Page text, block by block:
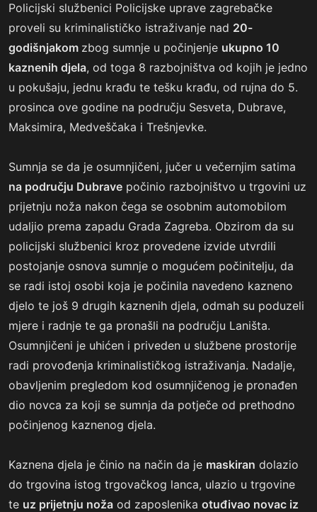
Policijski službenici Policijske uprave zagrebačke
proveli su kriminalističko istraživanje nad 20-
godišnjakom zbog sumnje u počinjenje ukupno 10
kaznenih djela, od toga 8 razbojništva od kojih je jedno
u pokušaju, jednu krađu te tešku krađu, od rujna do 5.
prosinca ove godine na području Sesveta, Dubrave,
Maksimira, Medveščaka i Trešnjevke.
Sumnja se da je osumnjičeni, jučer u večernjim satima
na području Dubrave počinio razbojništvo u trgovini uz
prijetnju noža nakon čega se osobnim automobilom
udaljio prema zapadu Grada Zagreba. Obzirom da su
policijski službenici kroz provedene izvide utvrdili
postojanje osnova sumnje o mogućem počinitelju, da
se radi istoj osobi koja je počinila navedeno kazneno
djelo te još 9 drugih kaznenih djela, odmah su poduzeli
mjere i radnje te ga pronašli na području Laništa.
Osumnjičeni je uhićen i priveden u službene prostorije
radi provođenja kriminalističkog istraživanja. Nadalje,
obavljenim pregledom kod osumnjičenog je pronađen
dio novca za koji se sumnja da potječe od prethodno
počinjenog kaznenog djela.
Kaznena djela je činio na način da je maskiran dolazio
do trgovina istog trgovačkog lanca, ulazio u trgovine
te uz prijetnju noža od zaposlenika otuđivao novac iz